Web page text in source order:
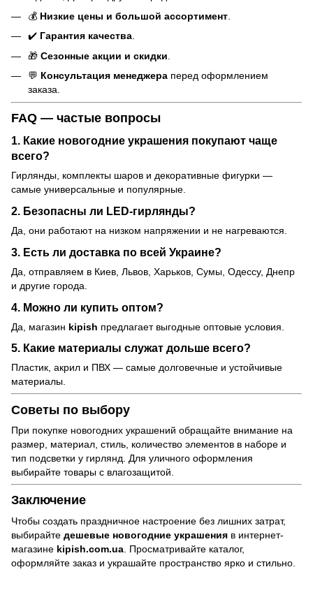
💰 Низкие цены и большой ассортимент
✔️ Гарантия качества
🎁 Сезонные акции и скидки
💬 Консультация менеджера перед оформлением
заказа.
FAQ — частые вопросы
1. Какие новогодние украшения покупают чаще
всего?
Гирлянды, комплекты шаров и декоративные фигурки —
самые универсальные и популярные.
2. Безопасны ли LED-гирлянды?
Да, они работают на низком напряжении и не нагреваются.
3. Есть ли доставка по всей Украине?
Да, отправляем в Киев, Львов, Харьков, Сумы, Одессу, Днепр
и другие города.
4. Можно ли купить оптом?
Да, магазин kipish предлагает выгодные оптовые условия.
5. Какие материалы служат дольше всего?
Пластик, акрил и ПВХ — самые долговечные и устойчивые
материалы.
Советы по выбору
При покупке новогодних украшений обращайте внимание на
размер, материал, стиль, количество элементов в наборе и
тип подсветки у гирлянд. Для уличного оформления
выбирайте товары с влагозащитой.
Заключение
Чтобы создать праздничное настроение без лишних затрат,
выбирайте дешевые новогодние украшения в интернет-
магазине kipish.com.ua . Просматривайте каталог,
оформляйте заказ и украшайте пространство ярко и стильно.